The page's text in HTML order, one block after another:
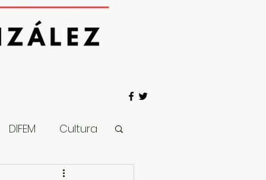
DIFEM Cultura